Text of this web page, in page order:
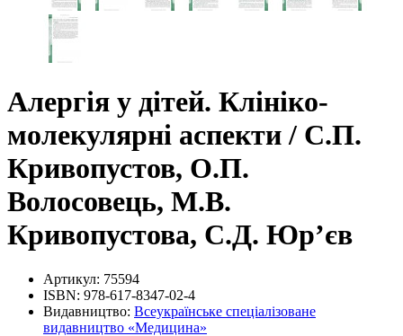
Алергія у дітей. Клініко-
молекулярні аспекти / С.П.
Кривопустов, О.П.
Волосовець, М.В.
Кривопустова, С.Д. Юр’єв
Артикул: 75594
ISBN: 978-617-8347-02-4
Видавництво: Всеукраїнське спеціалізоване
видавництво «Медицина»